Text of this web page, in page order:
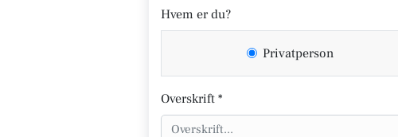
Hvem er du?
Privatperson
Overskrift *